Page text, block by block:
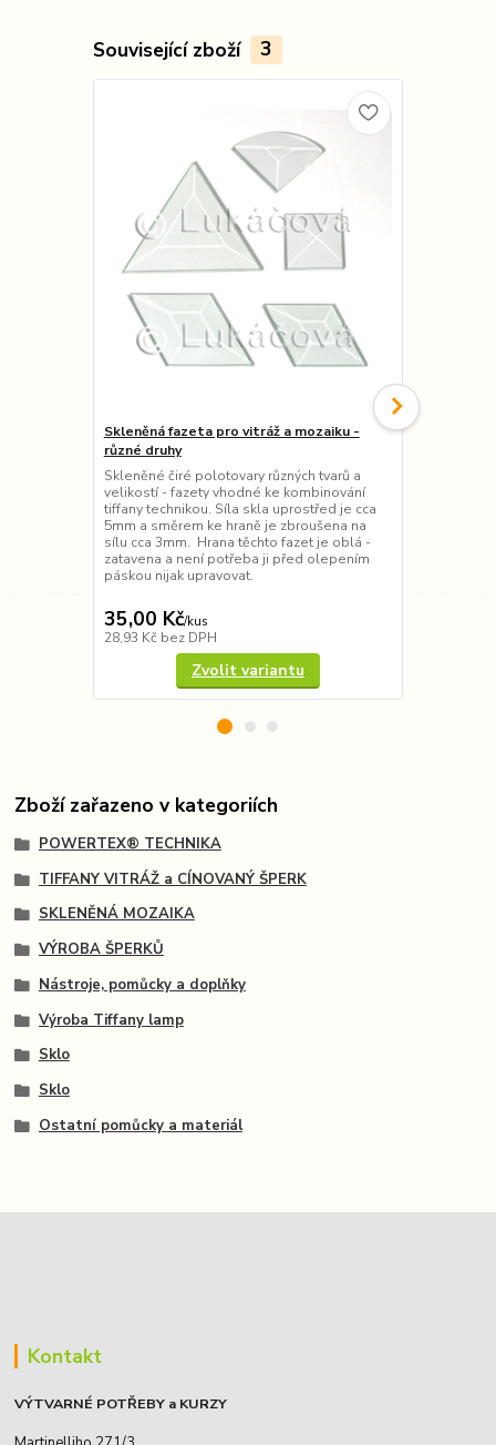
Související zboží 3
Skleněná fazeta pro vitráž a mozaiku -
různé druhy
Skleněné čiré polotovary různých tvarů a
velikostí - fazety vhodné ke kombinování
tiffany technikou. Síla skla uprostřed je cca
5mm a směrem ke hraně je zbroušena na
sílu cca 3mm. Hrana těchto fazet je oblá -
zatavena a není potřeba ji před olepením
páskou nijak upravovat.
35,00 Kč/kus
28,93 Kč bez DPH
Zvolit variantu
Zboží zařazeno v kategoriích
POWERTEX® TECHNIKA
TIFFANY VITRÁŽ a CÍNOVANÝ ŠPERK
SKLENĚNÁ MOZAIKA
VÝROBA ŠPERKŮ
Nástroje, pomůcky a doplňky
Výroba Tiffany lamp
Sklo
Sklo
Ostatní pomůcky a materiál
Kontakt
VÝTVARNÉ POTŘEBY a KURZY